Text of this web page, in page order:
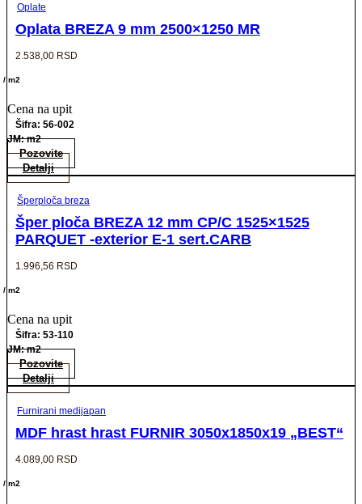
Oplate
Oplata BREZA 9 mm 2500×1250 MR
2.538,00 RSD
/ m2
Cena na upit
Šifra: 56-002
JM: m2
Pozovite
Detalji
Šperploča breza
Šper ploča BREZA 12 mm CP/C 1525×1525
PARQUET -exterior E-1 sert.CARB
1.996,56 RSD
/ m2
Cena na upit
Šifra: 53-110
JM: m2
Pozovite
Detalji
Furnirani medijapan
MDF hrast hrast FURNIR 3050x1850x19 „BEST“
4.089,00 RSD
/ m2